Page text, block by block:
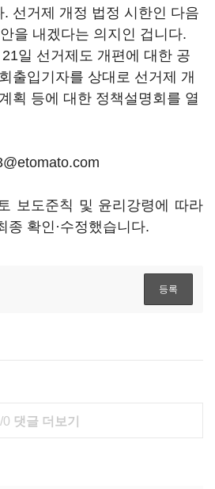
선거제 개정 법정 시한인 다음
을 내겠다는 의지인 겁니다.
일 선거제도 개편에 대한 공
출입기자를 상대로 선거제 개
획 등에 대한 정책설명회를 열
보도준칙 및 윤리강령에 따라
종 확인·수정했습니다.
0 댓글 더보기